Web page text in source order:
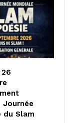
Journée
du Slam